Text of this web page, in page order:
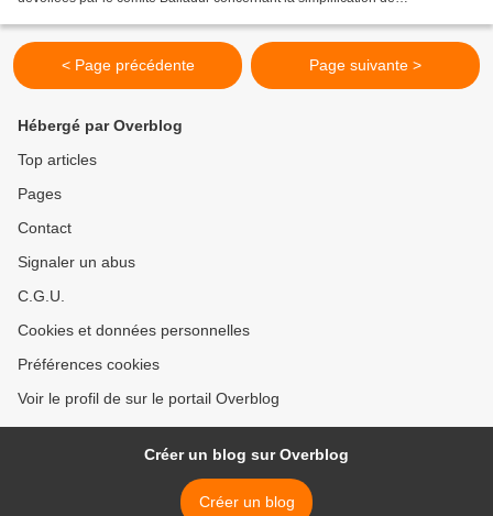
< Page précédente Page suivante >
Hébergé par Overblog
Top articles
Pages
Contact
Signaler un abus
C.G.U.
Cookies et données personnelles
Préférences cookies
Voir le profil de sur le portail Overblog
Créer un blog sur Overblog
Créer un blog